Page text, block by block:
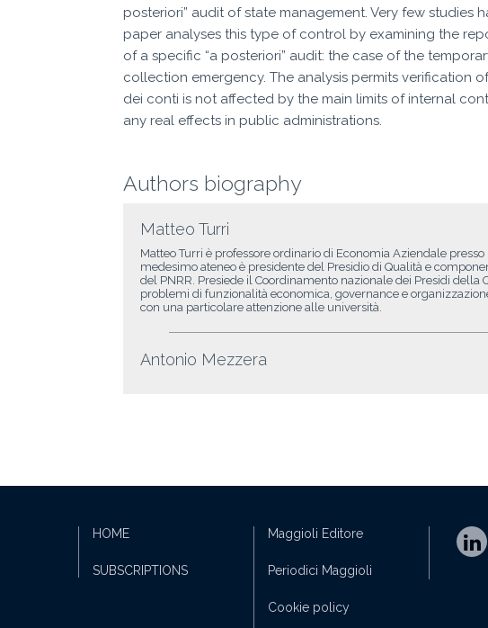
posteriori” audit of state management. Very few studies
paper analyses this type of control by examining the
of a specific “a posteriori” audit: the case of the
collection emergency. The analysis permits verification
dei conti is not affected by the main limits of internal
any real effects in public administrations.
Authors biography
Matteo Turri
Matteo Turri è professore ordinario di Economia Aziendale presso
medesimo ateneo è presidente del Presidio di Qualità e
del PNRR. Presiede il Coordinamento nazionale dei Presidi della
problemi di funzionalità economica, governance e
con una particolare attenzione alle università.
Antonio Mezzera
HOME
SUBSCRIPTIONS
Maggioli Editore
Periodici Maggioli
Cookie policy